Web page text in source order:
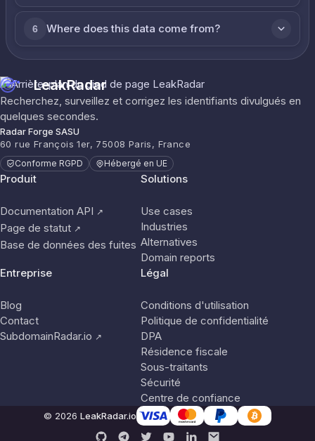
6 Where does this data come from?
LeakRadar
Recherchez, surveillez et corrigez les identifiants divulgués en
quelques secondes.
Radar Forge SASU
60 rue François 1er, 75008 Paris, France
Conforme RGPD Hébergé en UE
Produit
Documentation API ↗
Page de statut ↗
Base de données des fuites
Solutions
Use cases
Industries
Alternatives
Domain reports
Entreprise
Blog
Contact
SubdomainRadar.io ↗
Légal
Conditions d'utilisation
Politique de confidentialité
DPA
Résidence fiscale
Sous-traitants
Sécurité
Centre de confiance
© 2026 LeakRadar.io